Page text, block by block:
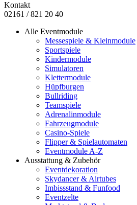
Kontakt
02161 / 821 20 40
Alle Eventmodule
Messespiele & Kleinmodule
Sportspiele
Kindermodule
Simulatoren
Klettermodule
Hüpfburgen
Bullriding
Teamspiele
Adrenalinmodule
Fahrzeugmodule
Casino-Spiele
Flipper & Spielautomaten
Eventmodule A-Z
Ausstattung & Zubehör
Eventdekoration
Skydancer & Airtubes
Imbissstand & Funfood
Eventzelte